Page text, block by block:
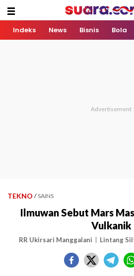
Indeks News Bisnis Bola
TEKNO / SAINS
Ilmuwan Sebut Mars
Vulkanik
RR Ukirsari Manggalani Lintang